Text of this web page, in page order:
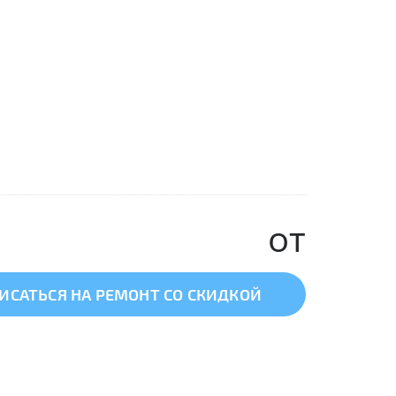
от
НА РЕМОНТ СО СКИДКОЙ